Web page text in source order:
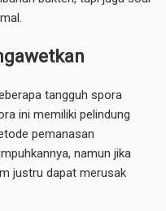
tangguh spora
ini memiliki pelindung
pemanasan
namun jika
justru dapat merusak